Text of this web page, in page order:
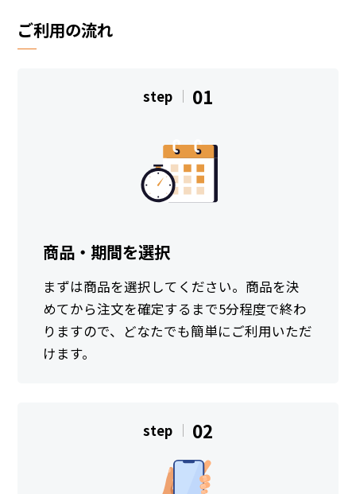
ご利用の流れ
step 01
商品・期間を選択
まずは商品を選択してください。商品を決
めてから注文を確定するまで5分程度で終わ
りますので、どなたでも簡単にご利用いただ
けます。
step 02